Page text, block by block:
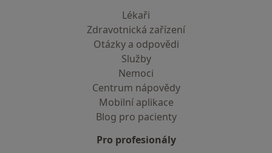
Lékaři
Zdravotnická zařízení
Otázky a odpovědi
Služby
Nemoci
Centrum nápovědy
Mobilní aplikace
Blog pro pacienty
Pro profesionály